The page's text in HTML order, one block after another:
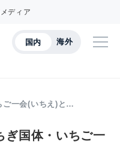
ディア
国内 海外
ご一会(いちえ)と…
ぎ国体・いちご一